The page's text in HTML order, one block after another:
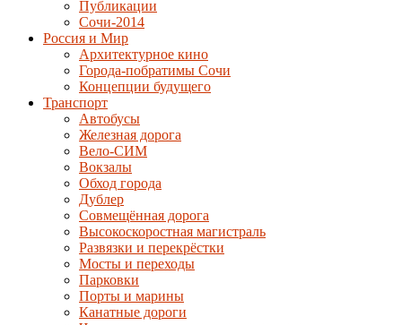
Публикации
Сочи-2014
Россия и Мир
Архитектурное кино
Города-побратимы Сочи
Концепции будущего
Транспорт
Автобусы
Железная дорога
Вело-СИМ
Вокзалы
Обход города
Дублер
Совмещённая дорога
Высокоскоростная магистраль
Развязки и перекрёстки
Мосты и переходы
Парковки
Порты и марины
Канатные дороги